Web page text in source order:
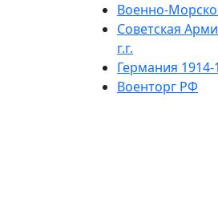
Военно-
Советская
г.г.
Германия 1914-
Военторг РФ